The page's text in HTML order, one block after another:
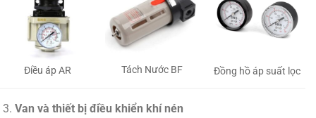
Điều áp AR Tách Nước BF Đồng hồ áp suất lọc
Van và thiết bị điều khiển khí nén